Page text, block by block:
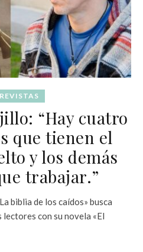
“Hay cuatro
que tienen el
y los demás
trabajar.”
biblia de los caídos» busca
con su novela «El